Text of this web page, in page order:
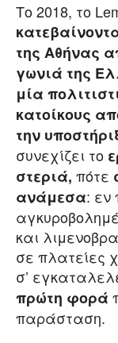
Το 2018, το
της Αθήνας
γωνιά της
μία
κατοίκους
την
συνεχίζει το
στεριά, πότε
ανάμεσα: εν
και
σε πλατείες
σ’
πρώτη φορά
παράσταση.